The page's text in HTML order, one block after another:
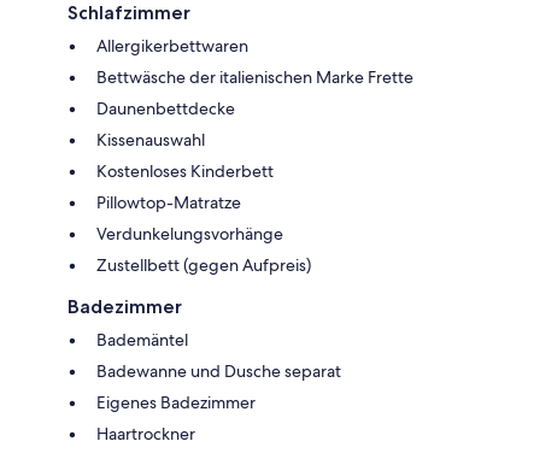
Schlafzimmer
Allergikerbettwaren
Bettwäsche der italienischen Marke Frette
Daunenbettdecke
Kissenauswahl
Kostenloses Kinderbett
Pillowtop-Matratze
Verdunkelungsvorhänge
Zustellbett (gegen Aufpreis)
Badezimmer
Bademäntel
Badewanne und Dusche separat
Eigenes Badezimmer
Haartrockner